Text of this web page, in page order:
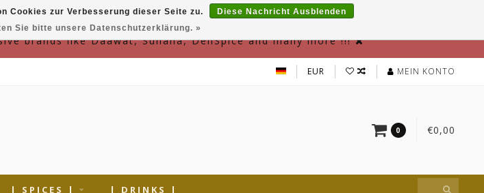
brands like Daawat, Suhana, DeliSpice and many more !!!
EUR MEIN KONTO
0 €0,00
| SPICES | | DRINKS |
Cookies zur Verbesserung dieser Seite zu.
Diese Nachricht Ausblenden
Sie bitte unsere Datenschutzerklärung. »